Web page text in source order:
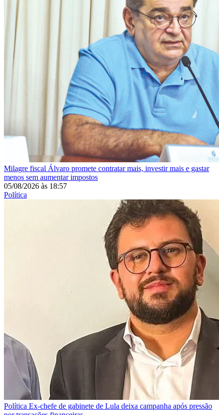
Milagre fiscal Álvaro promete contratar mais, investir mais e gastar
menos sem aumentar impostos
05/08/2026 às 18:57
Política
Política Ex-chefe de gabinete de Lula deixa campanha após pressão